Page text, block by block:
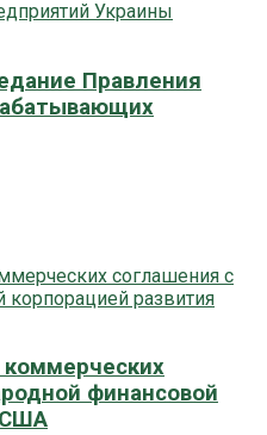
Правления
коммерческих
финансовой
США